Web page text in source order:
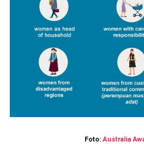
Foto:Australia